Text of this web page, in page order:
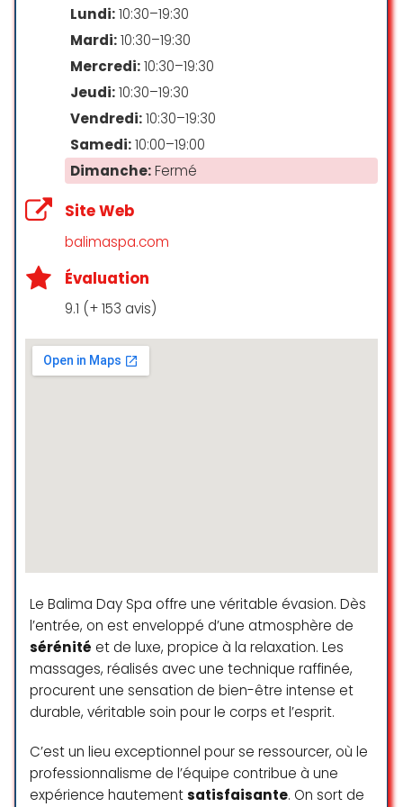
Je recommande vivement le
centre Mao Massages. À chaque
fois que je franchis la porte, une
atmosphère de calme et de
immédiatemment. Les senteurs
invitent à se détendre et à laisser
de côté le stress du quotidien le
60 minutes de massages. Les
excellents, procurant un profind
bien-être et une véritable
☆ 5/5
Je suis cliente de Mao Massages
depuis au moins 8 ans et j’ai
toujours été 100% satisfaite de mon
des massages, le lieu ou l’accueil.
Je choisis en général le massage
de 30mn du dos mais je fais aussi
Lundi:10:30–19:30
Mardi:10:30–19:30
Mercredi:10:30–19:30
Jeudi:10:30–19:30
Vendredi:10:30–19:30
Samedi:10:00–19:00
Dimanche:Fermé
Site Web
balimaspa.com
Évaluation
9.1 (+ 153 avis)
Le Balima Day Spa offre une véritable évasion. Dès
l’entrée, on est enveloppé d’une atmosphère de
sérénité et de luxe, propice à la relaxation. Les
massages, réalisés avec une technique raffinée,
procurent une sensation de bien-être intense et
durable, véritable soin pour le corps et l’esprit.
C’est un lieu exceptionnel pour se ressourcer, où le
professionnalisme de l’équipe contribue à une
expérience hautementsatisfaisante. On sort de